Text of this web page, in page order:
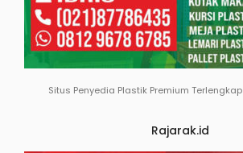
Situs Penyedia Plastik Premium Terlengkap
Rajarak.id